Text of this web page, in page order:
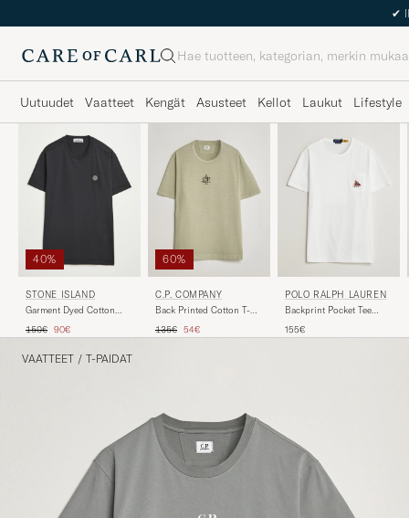
Haku
Uutuudet Vaatteet Kengät Asusteet Kellot Laukut Lifestyle
40%
STONE ISLAND
Garment Dyed Cotton
Tavallinen hinta
150€ Alennettu hinta
90€
60%
C.P. COMPANY
Back Printed Cotton T-
Tavallinen hinta
135€ Alennettu hinta
54€
POLO RALPH LAUREN
Backprint Pocket Tee
155€
VAATTEET / T-PAIDAT